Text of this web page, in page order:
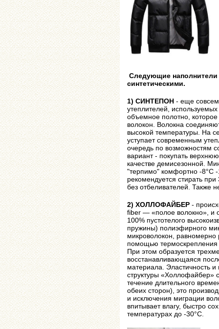
Следующие наполнители
синтетическими.
1) СИНТЕПОН - еще
утеплителей,
объемное полотно, которое
волокон. Волокна
высокой температуры. На
уступает современным
очередь по возможностям
вариант - покупать
качестве демисезонной.
"терпимо" комфортно -8°С
рекомендуется стирать
без отбеливателей. Также
2) ХОЛЛОФАЙБЕР -
fiber — «полое волокно», и
100% пустотелого
пружины) полиэфирного
микроволокон, равномерно
помощью термоскрепления
При этом образуется
восстанавливающаяся
материала. Эластичность и
структуры «Холлофайбер»
течение длительного
обеих сторон), это
и исключения миграции
впитывает влагу, быстро
температурах до -30°С.